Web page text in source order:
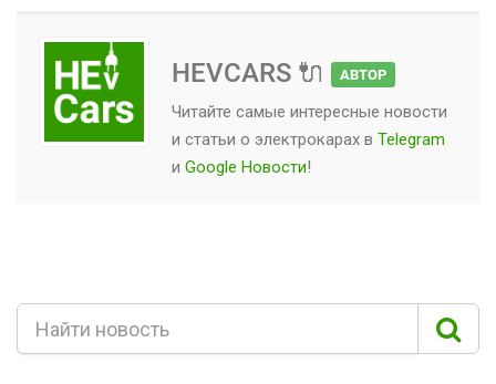
HEVCARS 🔌 АВТОР
Читайте самые интересные новости
и статьи о электрокарах в Telegram
и Google Новости!